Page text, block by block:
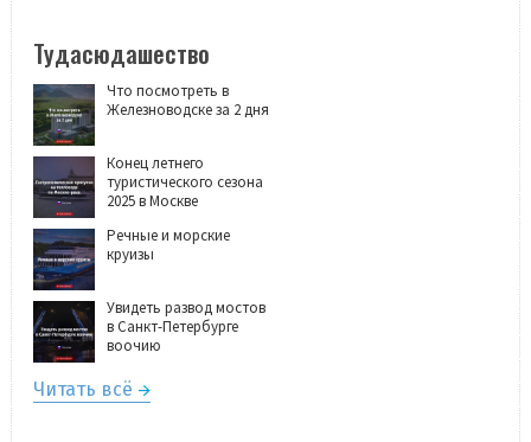
Тудасюдашество
Что посмотреть в
Железноводске за 2 дня
Конец летнего
туристического сезона
2025 в Москве
Речные и морские
круизы
Увидеть развод мостов
в Санкт-Петербурге
воочию
Читать всё